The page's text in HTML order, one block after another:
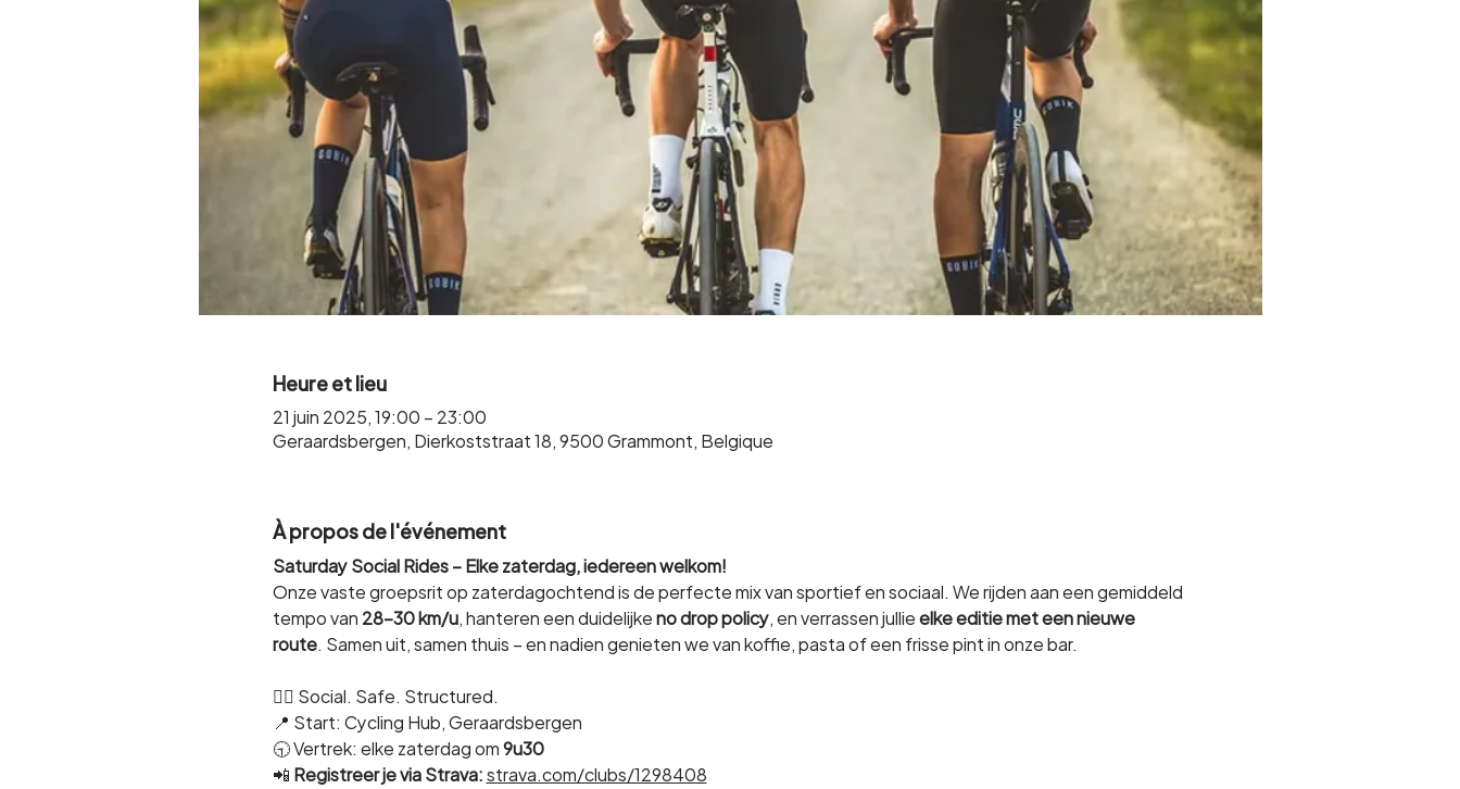
Heure et lieu
21 juin 2025, 19:00 – 23:00
Geraardsbergen, Dierkoststraat 18, 9500 Grammont, Belgique
À propos de l'événement
Saturday Social Rides – Elke zaterdag, iedereen welkom!
Onze vaste groepsrit op zaterdagochtend is de perfecte mix van sportief en sociaal. We rijden aan een gemiddeld
tempo van 28-30 km/u, hanteren een duidelijke no drop policy, en verrassen jullie elke editie met een nieuwe
route. Samen uit, samen thuis – en nadien genieten we van koffie, pasta of een frisse pint in onze bar.
🚴‍♂️ Social. Safe. Structured.
📍 Start: Cycling Hub, Geraardsbergen
🕤 Vertrek: elke zaterdag om 9u30
📲 Registreer je via Strava:strava.com/clubs/1298408